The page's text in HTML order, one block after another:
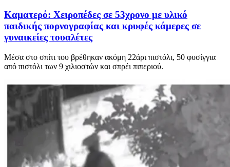
Καματερό: Χειροπέδες σε 53χρονο με υλικό
παιδικής πορνογραφίας και κρυφές κάμερες σε
γυναικείες τουαλέτες
Μέσα στο σπίτι του βρέθηκαν ακόμη 22άρι πιστόλι, 50 φυσίγγια
από πιστόλι των 9 χιλιοστών και σπρέι πιπεριού.